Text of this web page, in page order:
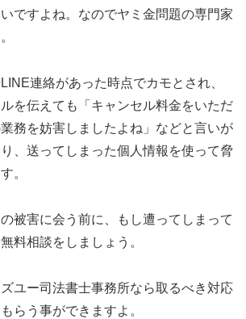
ですよね。なのでヤミ金問題の専門家
連絡があった時点でカモとされ、
を伝えても「キャンセル料金をいただ
務を妨害しましたよね」などと言いが
、送ってしまった個人情報を使って脅
。
被害に会う前に、もし遭ってしまって
料相談をしましょう。
ユー司法書士事務所なら取るべき対応
らう事ができますよ。